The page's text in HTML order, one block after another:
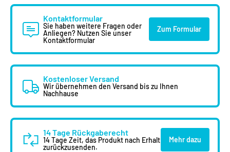
Kontaktformular
Sie haben weitere Fragen oder
Anliegen? Nutzen Sie unser
Kontaktformular
Zum Formular
Kostenloser Versand
Wir übernehmen den Versand bis zu Ihnen
Nachhause
14 Tage Rückgaberecht
14 Tage Zeit, das Produkt nach Erhalt
zurückzusenden.
Mehr dazu